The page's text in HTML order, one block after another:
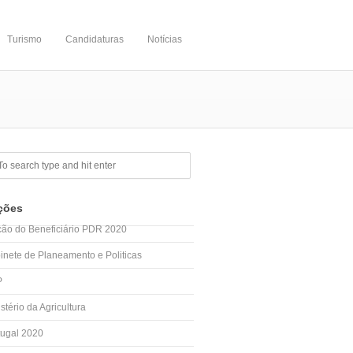
Turismo Candidaturas Notícias
do Beneficiário PDR 2020
de Planeamento e Politicas
da Agricultura
2020